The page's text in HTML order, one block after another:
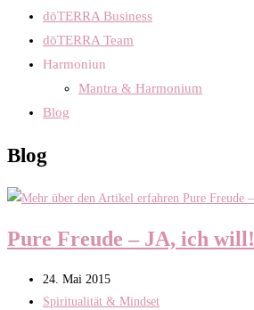
dōTERRA Business
dōTERRA Team
Harmoniun
Mantra & Harmonium
Blog
Blog
Pure Freude – JA, ich will!
Beitrag
veröffentlicht:
24. Mai 2015
Beitrags-
Spiritualität & Mindset